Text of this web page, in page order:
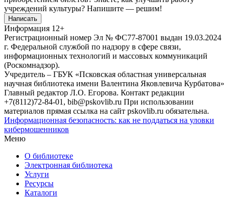
учреждений культуры? Напишите — решим!
Написать
Информация 12+
Регистрационный номер Эл № ФС77-87001 выдан 19.03.2024
г. Федеральной службой по надзору в сфере связи,
информационных технологий и массовых коммуникаций
(Роскомнадзор).
Учредитель – ГБУК «Псковская областная универсальная
научная библиотека имени Валентина Яковлевича Курбатова»
Главный редактор Л.О. Егорова. Контакт редакции
+7(8112)72-84-01, bib@pskovlib.ru При использовании
материалов прямая ссылка на сайт pskovlib.ru обязательна.
Информационная безопасность: как не поддаться на уловки
кибермошенников
Меню
О библиотеке
Электронная библиотека
Услуги
Ресурсы
Каталоги